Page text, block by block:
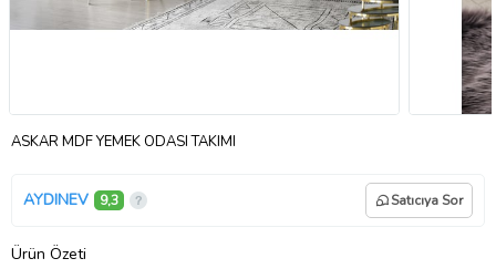
ASKAR MDF YEMEK ODASI TAKIMI
AYDINEV 9,3 Satıcıya Sor
Ürün Özeti